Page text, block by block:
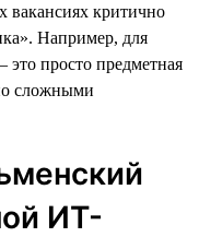
вакансиях критично
Например, для
просто предметная
сложными
ИТ-